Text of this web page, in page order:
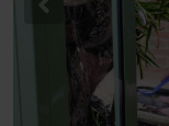
Previous